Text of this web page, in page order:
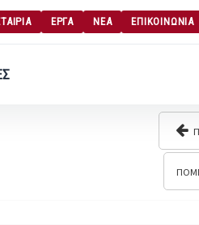
ΕΡΓΑ ΝΕΑ ΕΠΙΚΟΙΝΩΝΙΑ